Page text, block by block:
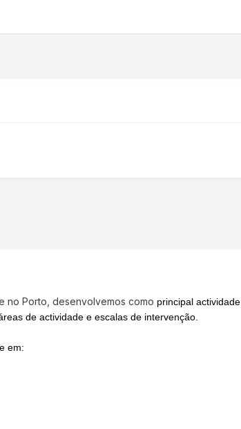
no Porto, desenvolvemos como principal
de actividade e escalas de intervenção.
em: